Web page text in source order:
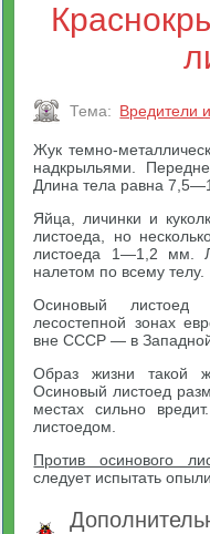
Тема: Вредители
Жук темно-
надкрыльями.
Длина тела равна
Яйца, личинки и
листоеда, но
листоеда 1—1,2 мм.
налетом по всему телу.
Осиновый
лесостепной зонах
вне СССР — в
Образ жизни такой
Осиновый листоед
местах сильно
листоедом.
Против осинового
следует испытать